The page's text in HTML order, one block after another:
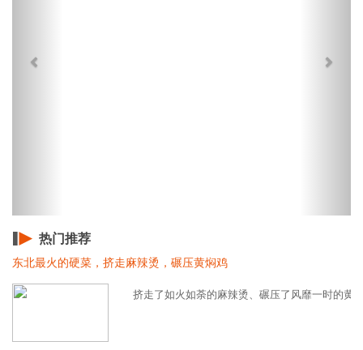
热门推荐
东北最火的硬菜，挤走麻辣烫，碾压黄焖鸡
挤走了如火如荼的麻辣烫、碾压了风靡一时的黄